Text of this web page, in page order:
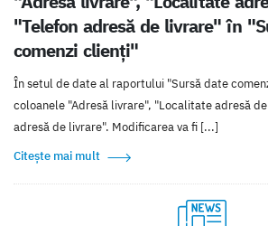
"Telefon adresă de livrare" în
comenzi clienți"
În setul de date al raportului "Sursă date
coloanele "Adresă livrare", "Localitate adresă
adresă de livrare". Modificarea va fi [...]
Citește mai mult